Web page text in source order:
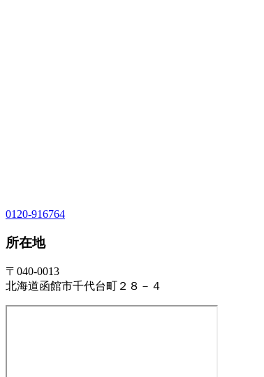
0120-916764
所在地
〒040-0013
北海道函館市千代台町２８－４